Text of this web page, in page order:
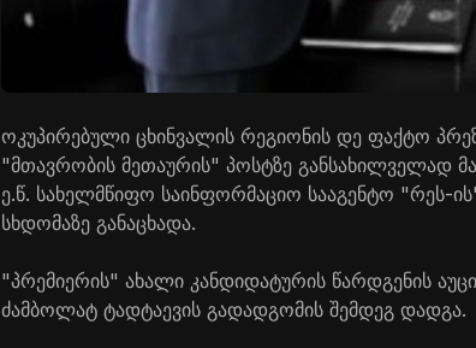
ოკუპირებული ცხინვალის რეგიონის დე ფაქტო
"მთავრობის მეთაურის" პოსტზე განსახილველად
ე.წ. სახელმწიფო საინფორმაციო სააგენტო "რეს-
სხდომაზე განაცხადა.
"პრემიერის" ახალი კანდიდატურის წარდგენის
ძამბოლატ ტადტაევის გადადგომის შემდეგ დადგა.